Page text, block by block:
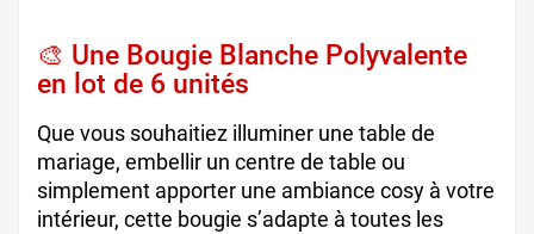
🎨 Une Bougie Blanche Polyvalente
en lot de 6 unités
Que vous souhaitiez illuminer une table de
mariage, embellir un centre de table ou
simplement apporter une ambiance cosy à votre
intérieur, cette bougie s’adapte à toutes les